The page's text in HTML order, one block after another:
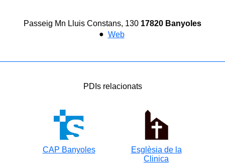
Passeig Mn Lluis Constans, 130 17820 Banyoles
● Web
PDIs relacionats
CAP Banyoles
Esglèsia de la
Clinica